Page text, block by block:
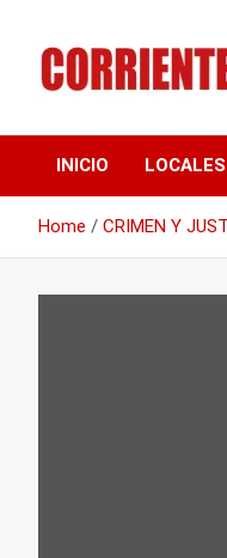
content
TARDE
INICIO LOCALES
Home CRIMEN Y